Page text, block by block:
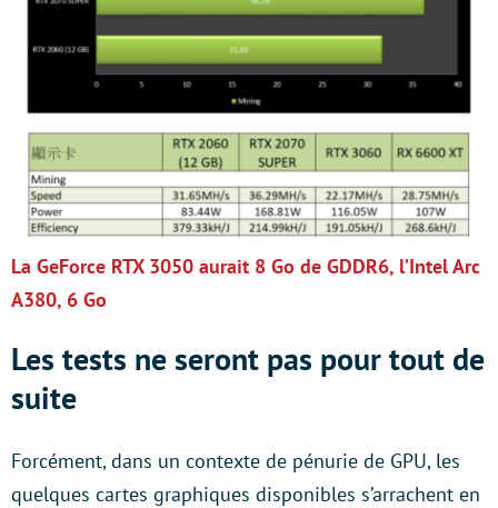
La GeForce RTX 3050 aurait 8 Go de GDDR6, l’Intel Arc
A380, 6 Go
Les tests ne seront pas pour tout de
suite
Forcément, dans un contexte de pénurie de GPU, les
quelques cartes graphiques disponibles s’arrachent en